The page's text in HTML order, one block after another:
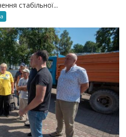
стабільної...